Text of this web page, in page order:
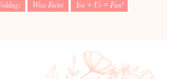
Wow Factor
You + Us = Fun!